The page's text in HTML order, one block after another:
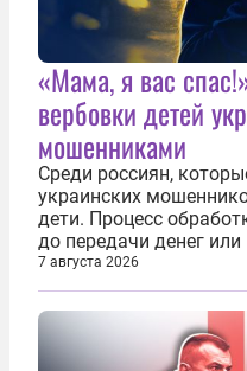
«Мама, я вас
вербовки детей
мошенниками
Среди россиян,
украинских
дети. Процесс
до передачи денег
кураторов может
нескольких месяцев.
послушных
7 августа 2026